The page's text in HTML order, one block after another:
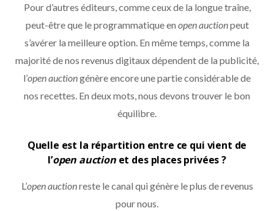
Pour d’autres éditeurs, comme ceux de la longue traîne,
peut-être que le programmatique en open auctionpeut
s’avérer la meilleure option. En même temps, comme la
majorité de nos revenus digitaux dépendent de la publicité,
l’open auctiongénère encore une partie considérable de
nos recettes. En deux mots, nous devons trouver le bon
équilibre.
Quelle est la répartition entre ce qui vient de
l’open auctionet des places privées ?
L’open auctionreste le canal qui génère le plus de revenus
pour nous.